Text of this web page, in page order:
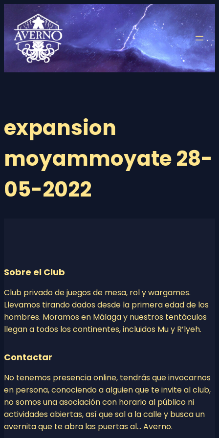
contenido
expansion
moyammoyate 28-
05-2022
Sobre el Club
Club privado de juegos de mesa, rol y wargames.
Llevamos tirando dados desde la primera edad de los
hombres. Moramos en Málaga y nuestros tentáculos
llegan a todos los continentes, incluidos Mu y R’lyeh.
Contactar
No tenemos presencia online, tendrás que invocarnos
en persona, conociendo a alguien que te invite al club,
no somos una asociación con horario al público ni
actividades abiertas, así que sal a la calle y busca un
avernita que te abra las puertas al… Averno.